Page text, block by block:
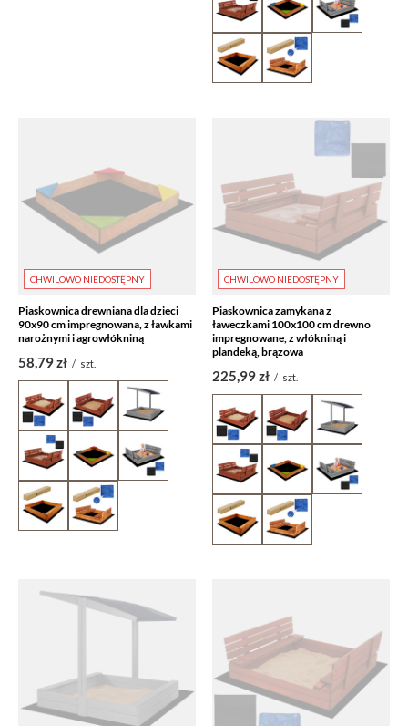
CHWILOWO NIEDOSTĘPNY
Piaskownica drewniana dla dzieci
90x90 cm impregnowana, z ławkami
narożnymi i agrowłókniną
58,79 zł / szt.
CHWILOWO NIEDOSTĘPNY
Piaskownica zamykana z
ławeczkami 100x100 cm drewno
impregnowane, z włókniną i
plandeką, brązowa
225,99 zł / szt.